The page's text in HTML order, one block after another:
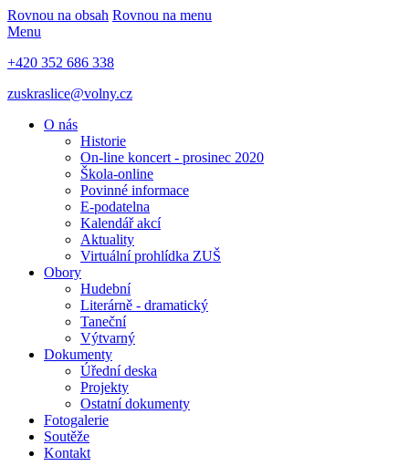
Rovnou na obsah Rovnou na menu
Menu
+420 352 686 338
zuskraslice@volny.cz
O nás
Historie
On-line koncert - prosinec 2020
Škola-online
Povinné informace
E-podatelna
Kalendář akcí
Aktuality
Virtuální prohlídka ZUŠ
Obory
Hudební
Literárně - dramatický
Taneční
Výtvarný
Dokumenty
Úřední deska
Projekty
Ostatní dokumenty
Fotogalerie
Soutěže
Kontakt